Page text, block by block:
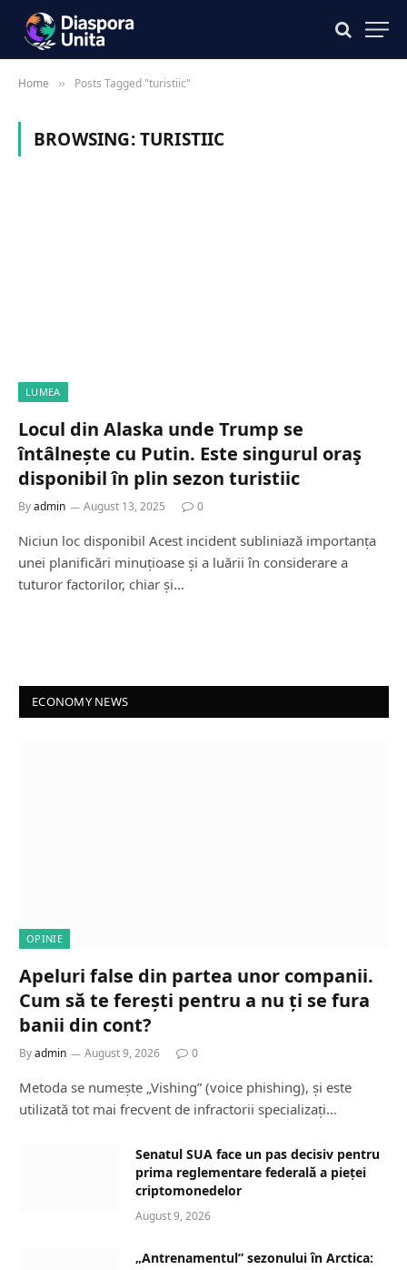
Home » Posts Tagged "turistiic"
BROWSING:TURISTIIC
LUMEA
Locul din Alaska unde Trump se
întâlnește cu Putin. Este singurul oraş
disponibil în plin sezon turistiic
Byadmin August 13, 2025 0
Niciun loc disponibil Acest incident subliniază importanța
unei planificări minuțioase și a luării în considerare a
tuturor factorilor, chiar și…
ECONOMY NEWS
OPINIE
Apeluri false din partea unor companii.
Cum să te ferești pentru a nu ți se fura
banii din cont?
Byadmin August 9, 2026 0
Metoda se numește „Vishing” (voice phishing), și este
utilizată tot mai frecvent de infractorii specializați…
Senatul SUA face un pas decisiv pentru
prima reglementare federală a pieței
criptomonedelor
August 9, 2026
„Antrenamentul” sezonului în Arctica: